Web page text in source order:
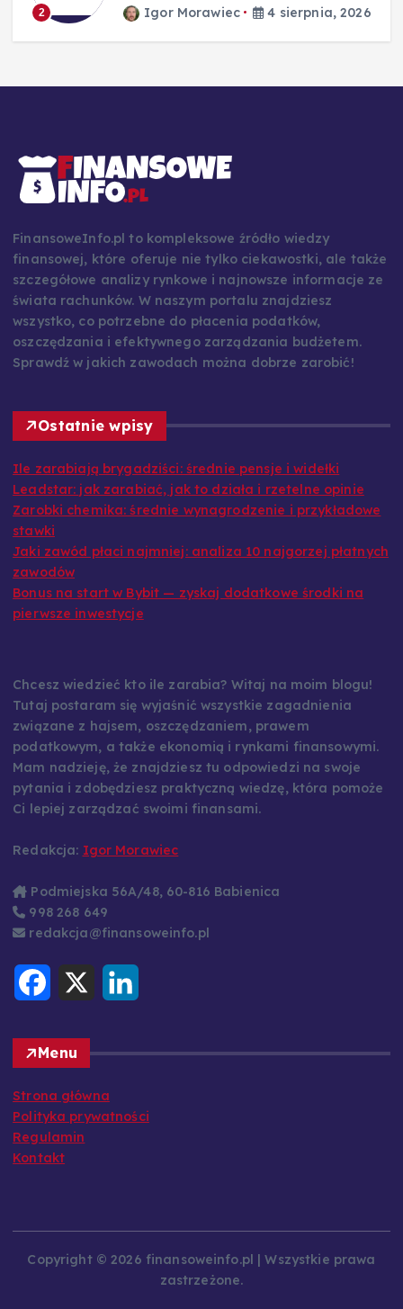
2 Igor Morawiec 4 sierpnia, 2026
FinansoweInfo.pl to kompleksowe źródło wiedzy
finansowej, które oferuje nie tylko ciekawostki, ale także
szczegółowe analizy rynkowe i najnowsze informacje ze
świata rachunków. W naszym portalu znajdziesz
wszystko, co potrzebne do płacenia podatków,
oszczędzania i efektywnego zarządzania budżetem.
Sprawdź w jakich zawodach można dobrze zarobić!
Ostatnie wpisy
Ile zarabiają brygadziści: średnie pensje i widełki
Leadstar: jak zarabiać, jak to działa i rzetelne opinie
Zarobki chemika: średnie wynagrodzenie i przykładowe
stawki
Jaki zawód płaci najmniej: analiza 10 najgorzej płatnych
zawodów
Bonus na start w Bybit — zyskaj dodatkowe środki na
pierwsze inwestycje
Chcesz wiedzieć kto ile zarabia? Witaj na moim blogu!
Tutaj postaram się wyjaśnić wszystkie zagadnienia
związane z hajsem, oszczędzaniem, prawem
podatkowym, a także ekonomią i rynkami finansowymi.
Mam nadzieję, że znajdziesz tu odpowiedzi na swoje
pytania i zdobędziesz praktyczną wiedzę, która pomoże
Ci lepiej zarządzać swoimi finansami.
Redakcja: Igor Morawiec
Podmiejska 56A/48, 60-816 Babienica
998 268 649
redakcja@finansoweinfo.pl
o
o
k
X
I
Menu
Strona główna
Polityka prywatności
Regulamin
Kontakt
Copyright © 2026 finansoweinfo.pl | Wszystkie prawa
zastrzeżone.